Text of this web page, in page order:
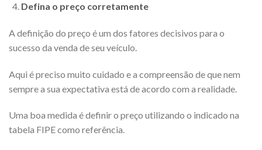
Defina o preço corretamente
A definição do preço é um dos fatores decisivos para o
sucesso da venda de seu veículo.
Aqui é preciso muito cuidado e a compreensão de que nem
sempre a sua expectativa está de acordo com a realidade.
Uma boa medida é definir o preço utilizando o indicado na
tabela FIPE como referência.